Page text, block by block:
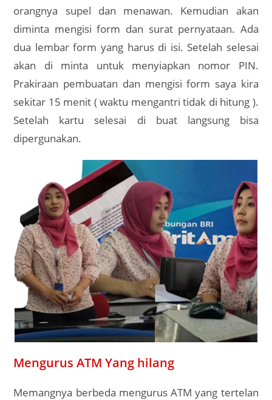
orangnya supel dan menawan. Kemudian akan
diminta mengisi form dan surat pernyataan. Ada
dua lembar form yang harus di isi. Setelah selesai
akan di minta untuk menyiapkan nomor PIN.
Prakiraan pembuatan dan mengisi form saya kira
sekitar 15 menit ( waktu mengantri tidak di hitung ).
Setelah kartu selesai di buat langsung bisa
dipergunakan.
Mengurus ATM Yang hilang
Memangnya berbeda mengurus ATM yang tertelan